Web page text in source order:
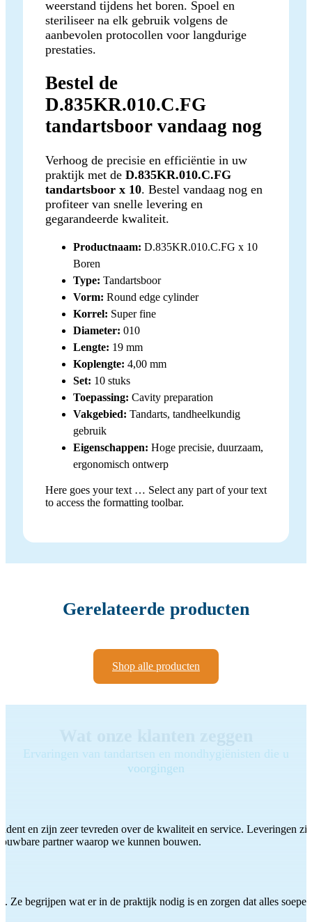
weerstand tijdens het boren. Spoel en
steriliseer na elk gebruik volgens de
aanbevolen protocollen voor langdurige
prestaties.
Bestel de
D.835KR.010.C.FG
tandartsboor vandaag nog
Verhoog de precisie en efficiëntie in uw
praktijk met de D.835KR.010.C.FG
tandartsboor x 10. Bestel vandaag nog en
profiteer van snelle levering en
gegarandeerde kwaliteit.
Productnaam: D.835KR.010.C.FG x 10
Boren
Type: Tandartsboor
Vorm: Round edge cylinder
Korrel: Super fine
Diameter: 010
Lengte: 19 mm
Koplengte: 4,00 mm
Set: 10 stuks
Toepassing: Cavity preparation
Vakgebied: Tandarts, tandheelkundig
gebruik
Eigenschappen: Hoge precisie, duurzaam,
ergonomisch ontwerp
Here goes your text … Select any part of your text
to access the formatting toolbar.
Gerelateerde producten
Shop alle producten
Ervaringen van tandartsen en mondhygiënisten die u
voorgingen
en zijn zeer tevreden over de kwaliteit en service. Leveringen
partner waarop we kunnen bouwen.
Ze begrijpen wat er in de praktijk nodig is en zorgen dat alles